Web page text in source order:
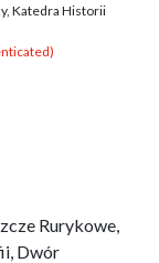
Katedra Historii
Rurykowe,
Dwór